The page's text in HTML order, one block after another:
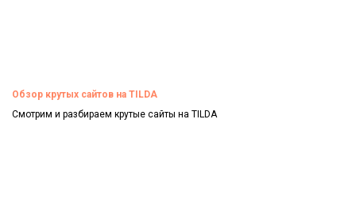
Обзор крутых сайтов на TILDA
Смотрим и разбираем крутые сайты на TILDA